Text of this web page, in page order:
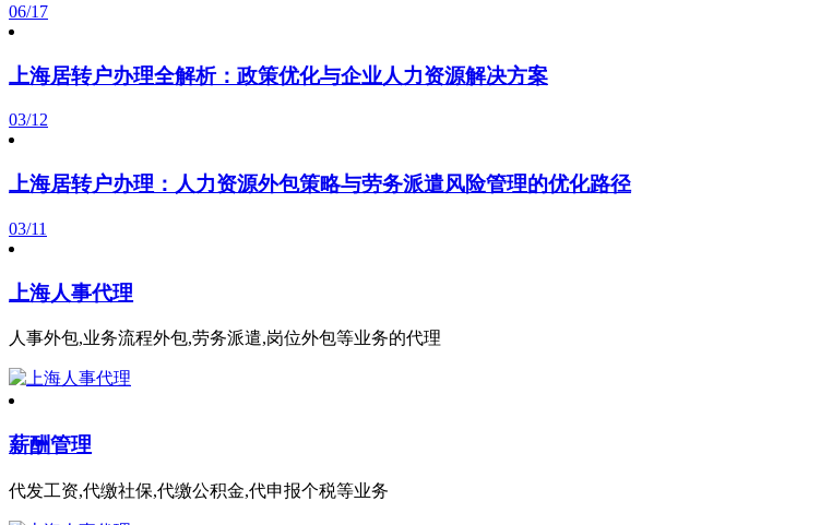
06/17
上海居转户办理全解析：政策优化与企业人力资源解决方案
03/12
上海居转户办理：人力资源外包策略与劳务派遣风险管理的优化路径
03/11
上海人事代理
人事外包,业务流程外包,劳务派遣,岗位外包等业务的代理
薪酬管理
代发工资,代缴社保,代缴公积金,代申报个税等业务